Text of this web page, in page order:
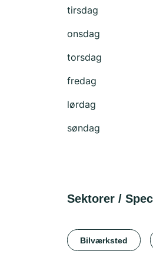
tirsdag
onsdag
torsdag
fredag
lørdag
søndag
Sektorer /
Bilværksted